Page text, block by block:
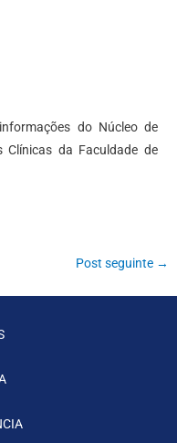
do Núcleo de
Clínicas da Faculdade de
Post seguinte →